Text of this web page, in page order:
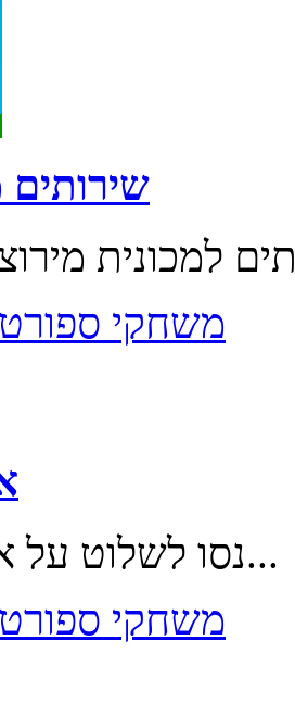
שירותים
משחקי ספורט
נסו לשלוט על אופנוע ים...
משחקי ספורט